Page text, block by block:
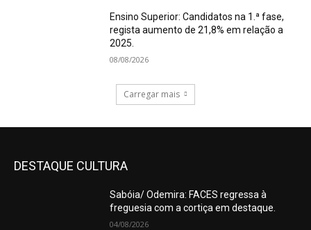
Ensino Superior: Candidatos na 1.ª fase,
regista aumento de 21,8% em relação a
2025.
08/08/2026
Carregar mais
DESTAQUE CULTURA
Sabóia/ Odemira: FACES regressa à
freguesia com a cortiça em destaque.
04/08/2026